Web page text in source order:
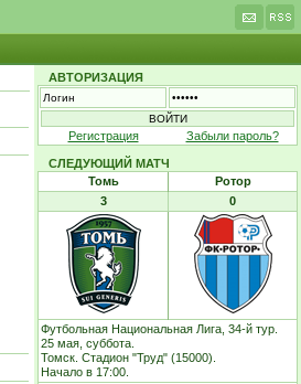
АВТОРИЗАЦИЯ
Регистрация Забыли пароль?
СЛЕДУЮЩИЙ МАТЧ
Томь
Ротор
3
0
Футбольная Национальная Лига, 34-й тур.
25 мая, суббота.
Томск. Стадион "Труд" (15000).
Начало в 17:00.